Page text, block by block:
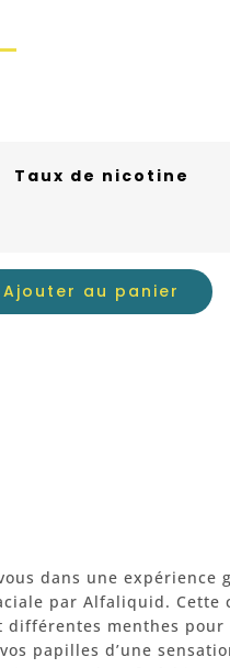
Taux de nicotine
Ajouter au panier
dans une
par Alfaliquid.
différentes menthes
papilles d’une